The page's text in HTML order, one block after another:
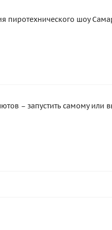
пиротехнического шоу
– запустить самому или